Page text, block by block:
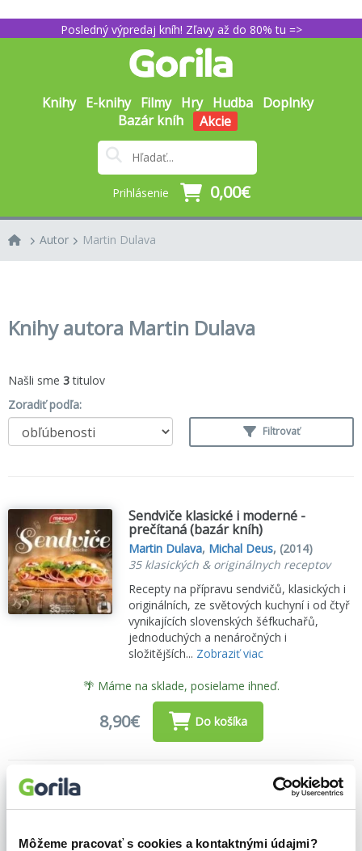
Môžeme pracovať s cookies a kontaktnými údajmi?
Posledný výpredaj kníh! Zľavy až do 80% tu =>
Knihy E-knihy Filmy Hry Hudba Doplnky
Bazár kníh
Akcie
Prihlásenie 0,00€
Autor Martin Dulava
Knihy autora Martin Dulava
Našli sme 3titulov
Zoradiť podľa:
Filtrovať
Sendviče klasické i moderné -
prečítaná (bazár kníh)
Martin Dulava, Michal Deus, (2014)
35 klasických & originálnych receptov
Recepty na přípravu sendvičů, klasických i
originálních, ze světových kuchyní i od čtyř
vynikajících slovenských šéfkuchařů,
jednoduchých a nenáročných i
složitějších... Zobraziť viac
🌴 Máme na sklade, posielame ihneď.
8,90€ Do košíka
Sendviče klasické i moderné -